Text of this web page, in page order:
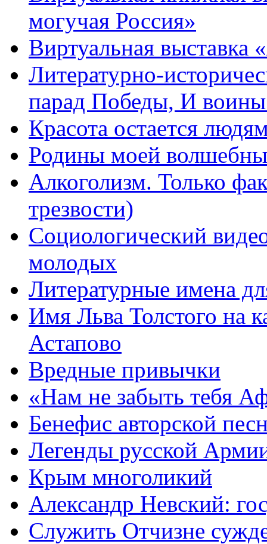
могучая Россия»
Виртуальная
Литературно-
парад Победы, И
Красота остается
Родины моей
Алкоголизм. Только
трезвости)
Социологический
молодых
Литературные имена
Имя Льва Толстого на
Астапово
Вредные привычки
«Нам не забыть тебя
Бенефис авторской
Легенды русской
Крым многоликий
Александр Невский:
Служить Отчизне